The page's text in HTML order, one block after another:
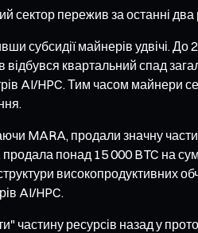
сектор пережив за останні два
субсидії майнерів удвічі. До
відбувся квартальний спад
AI/HPC. Тим часом майнери
MARA, продали значну
продала понад 15 000 BTC на
високопродуктивних
AI/HPC.
частину ресурсів назад у